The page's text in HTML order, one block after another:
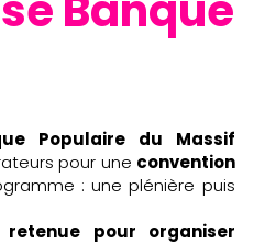
Populaire du Massif
pour une
convention
: une plénière puis
pour organiser